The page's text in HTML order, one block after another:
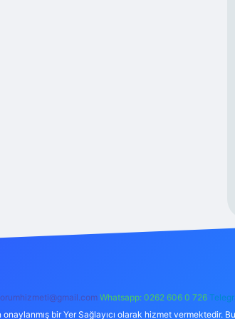
Whatsapp: 0262 606 0 726
bir Yer Sağlayıcı olarak hizmet